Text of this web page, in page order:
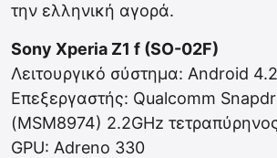
την ελληνική αγορά.
Sony Xperia Z1 f (SO-02F)
Λειτουργικό σύστημα: Android
Επεξεργαστής: Qualcomm
(MSM8974) 2.2GHz
GPU: Adreno 330